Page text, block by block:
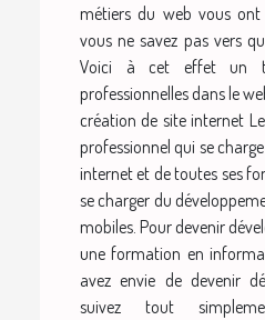
métiers du web vous
vous ne savez pas vers
Voici à cet effet un
professionnelles dans le
création de site internet
professionnel qui se
internet et de toutes ses
se charger du
mobiles. Pour devenir
une formation en
avez envie de devenir
suivez tout